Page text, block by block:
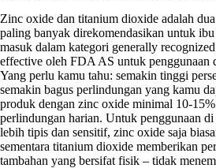
Zinc oxide dan titanium dioxide adalah
paling banyak direkomendasikan untuk
masuk dalam kategori generally recognized
effective oleh FDA AS untuk penggunaan
Yang perlu kamu tahu: semakin tinggi
semakin bagus perlindungan yang kamu
produk dengan zinc oxide minimal 10-
perlindungan harian. Untuk penggunaan
lebih tipis dan sensitif, zinc oxide saja
sementara titanium dioxide memberikan
tambahan yang bersifat fisik – tidak